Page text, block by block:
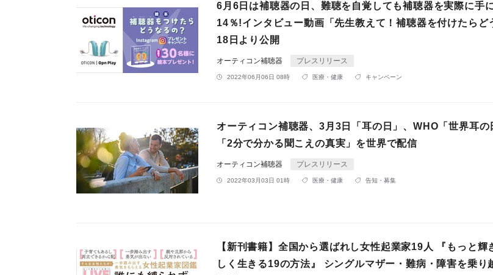
6月6日は補聴器の日、難聴を自覚しても補聴器を実際に手
14％!インタビュー動画「先生教えて！補聴器を付けたらど
18日より公開
オーティコン補聴器 プレスリリース
2022年06月06日 08時 医療・健康 キャンペーン
オーティコン補聴器、3月3日「耳の日」、WHO「世界耳
「2分で分かる聞こえの真実」を世界で配信
オーティコン補聴器 プレスリリース
2022年03月03日 01時 医療・健康 告知・募集
【新刊書籍】全国から選ばれし女性起業家19人 『もっと
しく生きる19の方法』 シングルマザー・難病・障害を乗り